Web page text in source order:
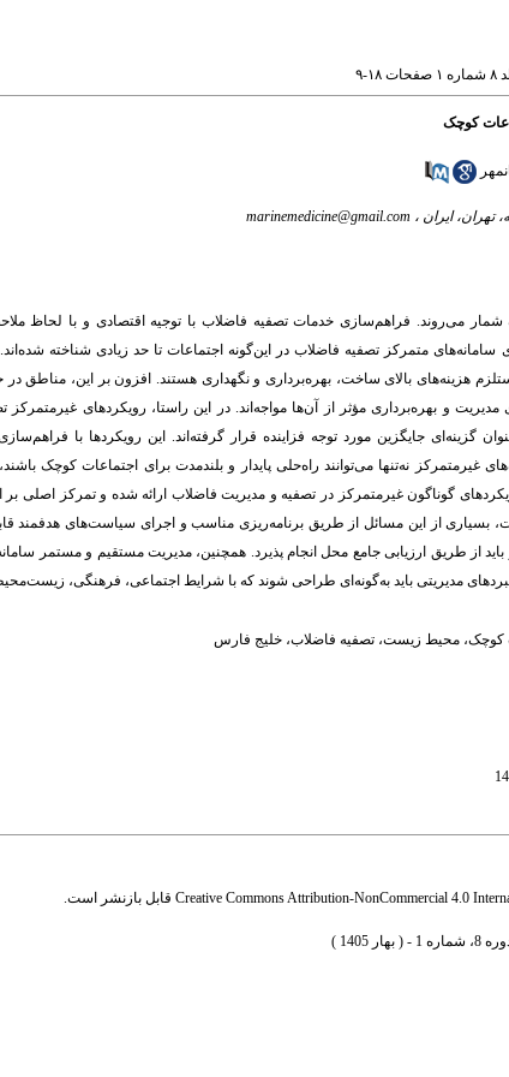
۱۸-۹
کوچک
تهران، ایران ، marinemedicine@gmail.com
می‌روند. فراهم‌سازی خدمات تصفیه فاضلاب با توجیه اقتصادی و با لحاظ
متمرکز تصفیه فاضلاب در این‌گونه اجتماعات تا حد زیادی شناخته
هزینه‌های بالای ساخت، بهره‌برداری و نگهداری هستند. افزون بر این، مناطق
و بهره‌برداری مؤثر از آن‌ها مواجه‌اند. در این راستا، رویکردهای غیرمتمرکز
جایگزین مورد توجه فزاینده قرار گرفته‌اند. این رویکردها با
غیرمتمرکز نه‌تنها می‌توانند راه‌حلی پایدار و بلندمدت برای اجتماعات کوچک
گوناگون غیرمتمرکز در تصفیه و مدیریت فاضلاب ارائه شده و تمرکز اصلی
بسیاری از این مسائل از طریق برنامه‌ریزی مناسب و اجرای سیاست‌های
از طریق ارزیابی جامع محل انجام پذیرد. همچنین، مدیریت مستقیم و مستمر
مدیریتی باید به‌گونه‌ای طراحی شوند که با شرایط اجتماعی، فرهنگی،
کوچک، محیط زیست، تصفیه فاضلاب، خلیج فارس
Creative Commons Attribution-NonCommercial 4.0 قابل بازنشر است.
شماره 1 - ( بهار 1405 )